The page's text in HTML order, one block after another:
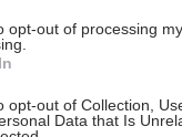
opt-out of processing
opt-out of Collection,
Data that Is
το iatronet.gr στο
σήμερα